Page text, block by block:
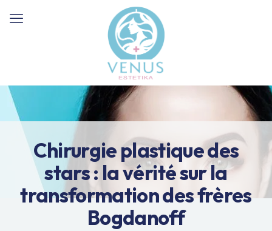
Chirurgie plastique des
stars : la vérité sur la
transformation des frères
Bogdanoff